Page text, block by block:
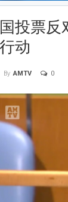
投票反
动
By AMTV 0